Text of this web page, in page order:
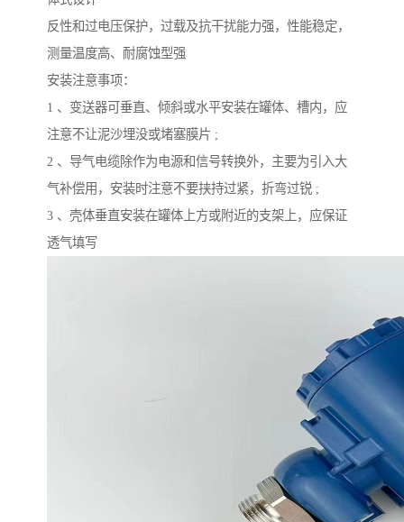
反性和过电压保护，过载及抗干扰能力强，性能稳定，
测量温度高、耐腐蚀型强
安装注意事项：
1 、变送器可垂直、倾斜或水平安装在罐体、槽内，应
注意不让泥沙埋没或堵塞膜片 ;
2 、导气电缆除作为电源和信号转换外，主要为引入大
气补偿用，安装时注意不要挟持过紧，折弯过锐 ;
3 、壳体垂直安装在罐体上方或附近的支架上，应保证
透气填写